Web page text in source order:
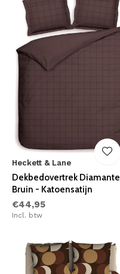
Heckett & Lane
Dekbedovertrek Diamante
Bruin - Katoensatijn
€44,95
Incl. btw